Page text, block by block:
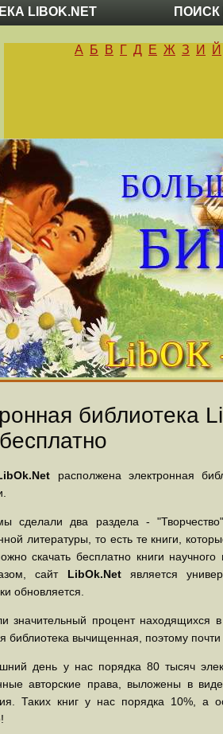
LIBOK.NET ПОИСК
А Б В Г Д Е Ж З И Й
библиотека
располжена электронная
сделали два раздела -
литературы, то есть те книги,
скачать бесплатно книги
сайт LibOk.Netявляется
обновляется.
значительный процент находящихся
библиотека вычищенная, поэтому
день у нас порядка 80 тысяч
авторские права, выложены в
Таких книг у нас порядка 10%, а